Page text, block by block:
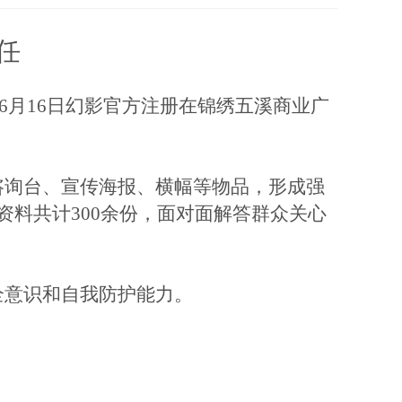
6月16日 幻影官方注册在锦绣五溪商业广
询台、宣传海报、横幅等物品，形成强
料共计300余份，面对面解答群众关心
识和自我防护能力 。